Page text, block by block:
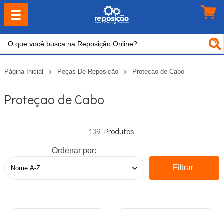
Página Inicial Peças De Reposição Proteçao de Cabo
Proteçao de Cabo
139
Ordenar por:
Filtrar